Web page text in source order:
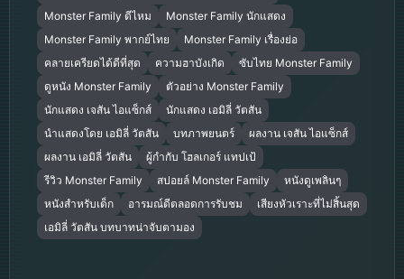
Monster Family ดีไหม
Monster Family นักแสดง
Monster Family พากย์ไทย
Monster Family เรื่องย่อ
คลายเครียดได้ดีที่สุด
ความฮาบังเกิด
ซับไทย Monster Family
ดูหนัง Monster Family
ตัวอย่าง Monster Family
นักแสดง เจสัน ไอแซ็กส์
นักแสดง เอมิลี่ วัตสัน
นำแสดงโดย เอมิลี่ วัตสัน
บทภาพยนตร์
ผลงาน เจสัน ไอแซ็กส์
ผลงาน เอมิลี่ วัตสัน
ผู้กำกับ โฮลเกอร์ แทปเป้
รีวิว Monster Family
สปอยล์ Monster Family
หนังดูเพลินๆ
หนังสำหรับเด็ก
อารมณ์ดีตลอดการรับชม
เสียงหัวเราะที่ไม่สิ้นสุด
เอมิลี่ วัตสัน บทบาทน่าจับตามอง